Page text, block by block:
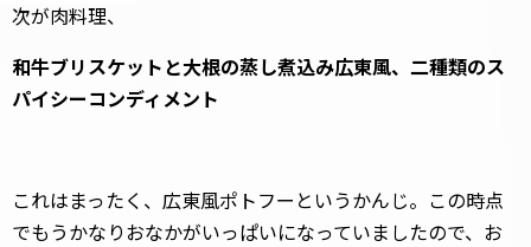
次が肉料理、
和牛ブリスケットと大根の蒸し煮込み広東風、二種類のス
パイシーコンディメント
これはまったく、広東風ポトフーというかんじ。この時点
でもうかなりおなかがいっぱいになっていましたので、お